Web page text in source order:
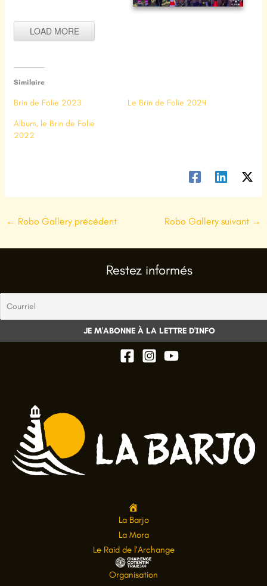
LOAD MORE
Similaire
Brin de Folie 2023 Le Brin de Folie 2024
Album, le Brin de Folie
2022
← Robo Gallery précédent Robo Gallery suivant →
Restez informés
A
c
u
e
La Barjo
La Mora
Le Raid de l’Archange
C
Organisation